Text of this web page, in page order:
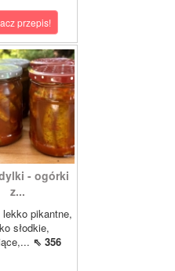
przepis!
- ogórki
z...
pikantne,
słodkie,
⇖ 356